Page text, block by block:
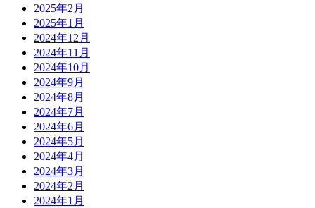
2025年2月
2025年1月
2024年12月
2024年11月
2024年10月
2024年9月
2024年8月
2024年7月
2024年6月
2024年5月
2024年4月
2024年3月
2024年2月
2024年1月